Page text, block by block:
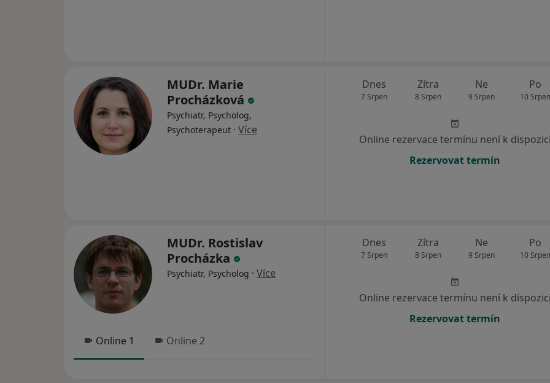
MUDr. Marie
Procházková
Psychiatr, Psycholog,
Psychoterapeut · Více
Dnes
7 Srpen
Zítra
8 Srpen
Ne
9 Srpen
Po
10 Srpen
Online rezervace termínu není k dispozici
Rezervovat termín
MUDr. Rostislav
Procházka
Psychiatr, Psycholog · Více
Online 1 Online 2
Dnes
7 Srpen
Zítra
8 Srpen
Ne
9 Srpen
Po
10 Srpen
Online rezervace termínu není k dispozici
Rezervovat termín